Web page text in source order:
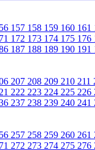
157 158 159 160 161
172 173 174 175 176
187 188 189 190 191
207 208 209 210 211
222 223 224 225 226
237 238 239 240 241
257 258 259 260 261
272 273 274 275 276